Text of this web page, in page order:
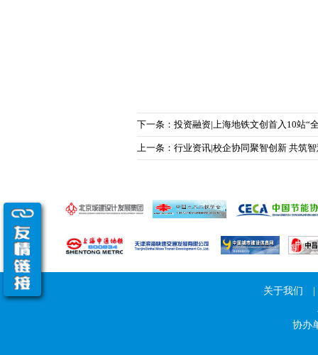
下一条：投资融资|上海地铁文创首入10站“
上一条：行业资讯|校企协同聚智创新 共筑
关于我们
协办